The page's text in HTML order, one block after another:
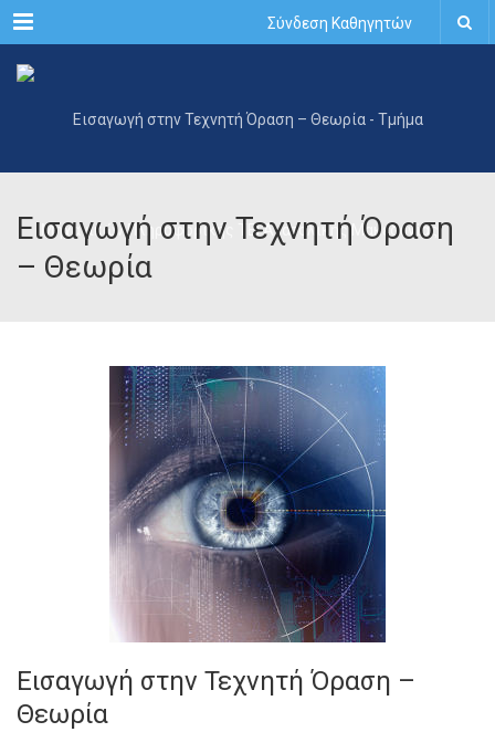
Menu Σύνδεση Καθηγητών
Εισαγωγή στην Τεχνητή Όραση
– Θεωρία
Εισαγωγή στην Τεχνητή Όραση –
Θεωρία